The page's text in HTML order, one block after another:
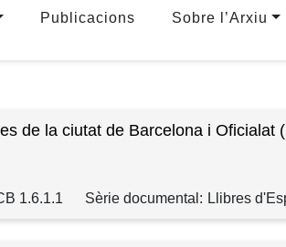
Publicacions Sobre l’Arxiu
de la ciutat de Barcelona i Oficialat
1.6.1.1 Sèrie documental: Llibres